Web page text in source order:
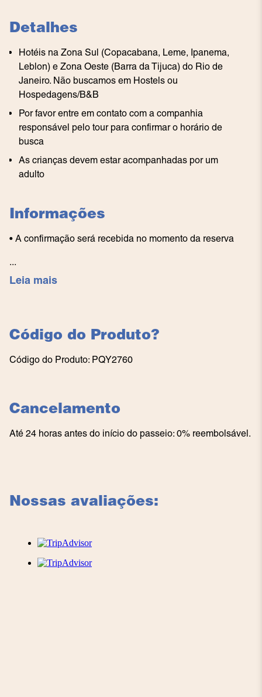
Detalhes
Hotéis na Zona Sul (Copacabana, Leme, Ipanema,
Leblon) e Zona Oeste (Barra da Tijuca) do Rio de
Janeiro. Não buscamos em Hostels ou
Hospedagens/B&B
Por favor entre em contato com a companhia
responsável pelo tour para confirmar o horário de
busca
As crianças devem estar acompanhadas por um
adulto
Informações
• A confirmação será recebida no momento da reserva
...
Leia mais
Código do Produto?
Código do Produto: PQY2760
Cancelamento
Até 24 horas antes do início do passeio: 0% reembolsável.
Nossas avaliações: